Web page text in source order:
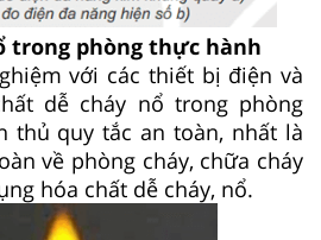
trong phòng thực hành
với các thiết bị điện và
dễ cháy nổ trong phòng
thủ quy tắc an toàn, nhất là
về phòng cháy, chữa cháy
hóa chất dễ cháy, nổ.